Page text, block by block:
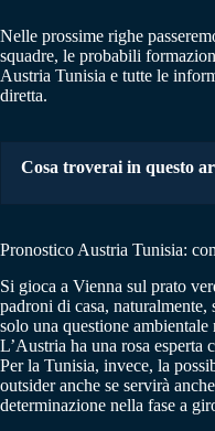
Nelle prossime righe
squadre, le probabili
Austria Tunisia e tutte le
diretta.
Cosa troverai in questo
Pronostico Austria Tunisia:
Si gioca a Vienna sul prato
padroni di casa,
solo una questione
L’Austria ha una rosa
Per la Tunisia, invece, la
outsider anche se servirà
determinazione nella fase a